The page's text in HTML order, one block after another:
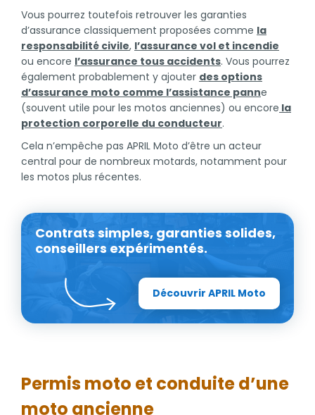
Vous pourrez toutefois retrouver les garanties
d’assurance classiquement proposées comme la
responsabilité civile, l’assurance vol et incendie
ou encore l’assurance tous accidents. Vous pourrez
également probablement y ajouter des options
d’assurance moto comme l’assistance panne
(souvent utile pour les motos anciennes) ou encore la
protection corporelle du conducteur.
Cela n’empêche pas APRIL Moto d’être un acteur
central pour de nombreux motards, notamment pour
les motos plus récentes.
Contrats simples, garanties solides,
conseillers expérimentés.
Découvrir APRIL Moto
Permis moto et conduite d’une
moto ancienne